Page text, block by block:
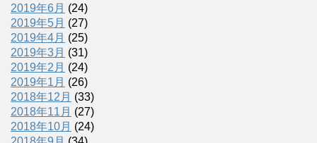
2019年6月 (24)
2019年5月 (27)
2019年4月 (25)
2019年3月 (31)
2019年2月 (24)
2019年1月 (26)
2018年12月 (33)
2018年11月 (27)
2018年10月 (24)